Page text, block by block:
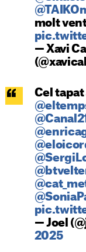
molt
— Xavi
Cel
— Joel
2025